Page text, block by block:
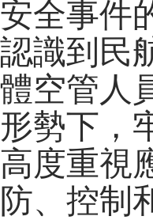
安全事件
認識到民
體空管人
形勢下，
高度重視
防、控制